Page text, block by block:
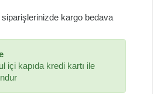
kargo bedava
içi kapıda kredi kartı ile